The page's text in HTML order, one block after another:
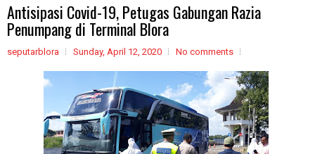
Antisipasi Covid-19, Petugas Gabungan Razia
Penumpang di Terminal Blora
seputarblora Sunday, April 12, 2020 No comments